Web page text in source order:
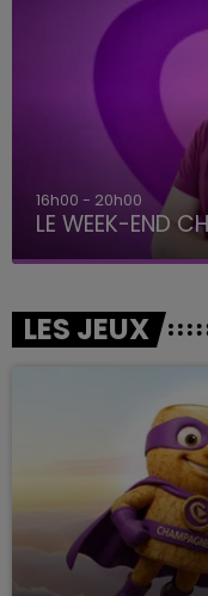
16h00 - 20h00
LE WEEK-END
LES JEUX